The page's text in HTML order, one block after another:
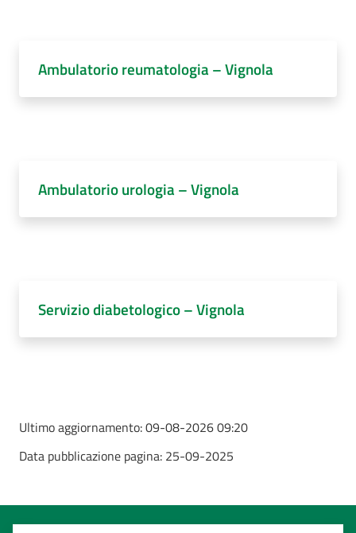
Ambulatorio reumatologia – Vignola
Ambulatorio urologia – Vignola
Servizio diabetologico – Vignola
Ultimo aggiornamento:09-08-2026 09:20
Data pubblicazione pagina: 25-09-2025